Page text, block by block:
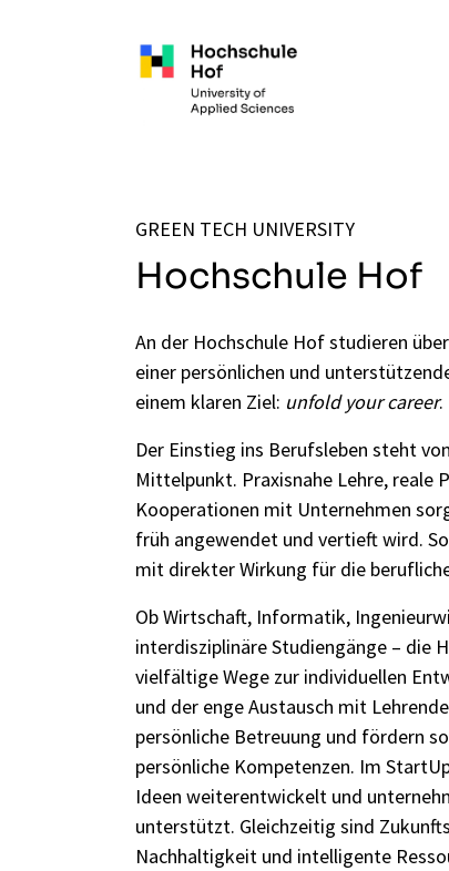
GREEN TECH UNIVERSITY
Hochschule Hof
An der Hochschule Hof studieren
einer persönlichen und
einem klaren Ziel: unfold your career.
Der Einstieg ins Berufsleben steht
Mittelpunkt. Praxisnahe Lehre, reale
Kooperationen mit Unternehmen
früh angewendet und vertieft wird.
mit direkter Wirkung für die
Ob Wirtschaft, Informatik,
interdisziplinäre Studiengänge – die
vielfältige Wege zur individuellen
und der enge Austausch mit
persönliche Betreuung und fördern
persönliche Kompetenzen. Im
Ideen weiterentwickelt und
unterstützt. Gleichzeitig sind
Nachhaltigkeit und intelligente